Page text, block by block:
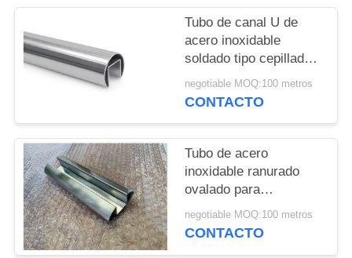
MAPA
DEL
SITIO
PRIVACY
POLICY
Tubo de canal U de
acero inoxidable
soldado tipo cepillado /
pulido disponible
negotiable MOQ:100 metros
CONTACTO
Tubo de acero
inoxidable ranurado
ovalado para
barandilla/balaustrada
de vidrio
negotiable MOQ:100 metros
CONTACTO